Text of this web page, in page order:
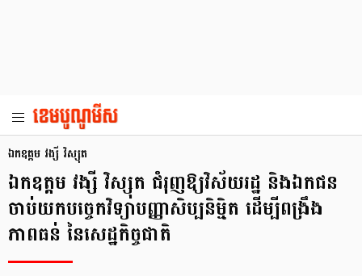
ឯកឧត្តម វង្សី វិស្សុត
ឯកឧត្តម វង្សី វិស្សុត ជំរុញឱ្យវិស័យរដ្ឋ និងឯកជន
ចាប់យកបច្ចេកវិទ្យាបញ្ញាសិប្បនិម្មិត ដើម្បីពង្រឹង
ភាពធន់ នៃសេដ្ឋកិច្ចជាតិ